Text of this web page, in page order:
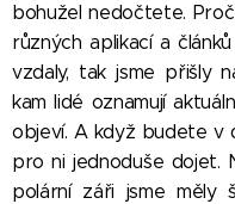
bohužel nedočtete.
různých aplikací a
vzdaly, tak jsme přišly
kam lidé oznamují
objeví. A když budete v
pro ni jednoduše dojet.
polární záři jsme měly